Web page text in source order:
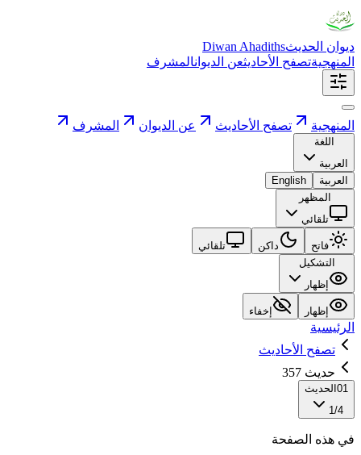
ديوان الحديثDiwan Ahadiths
المنهجيةتصفح الأحاديثعن الديوانالمشرف
المنهجية تصفح الأحاديث عن الديوان المشرف
اللغة
العربية
العربية
English
المظهر
تلقائي
فاتح داكن
تلقائي
التشكيل
إظهار
إظهار إخفاء
الرئيسية
تصفح الأحاديث
حديث 357
01 الحديث
1/4
في هذه الصفحة